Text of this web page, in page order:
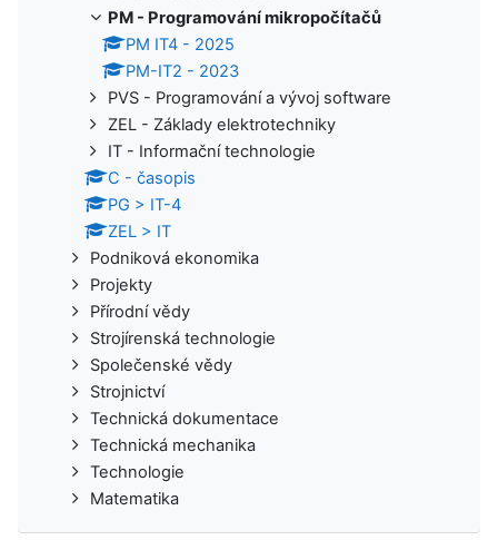
PM - Programování mikropočítačů
PM IT4 - 2025
PM-IT2 - 2023
PVS - Programování a vývoj software
ZEL - Základy elektrotechniky
IT - Informační technologie
C - časopis
PG > IT-4
ZEL > IT
Podniková ekonomika
Projekty
Přírodní vědy
Strojírenská technologie
Společenské vědy
Strojnictví
Technická dokumentace
Technická mechanika
Technologie
Matematika